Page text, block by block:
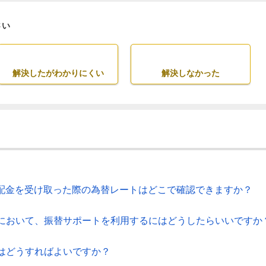
い
解決したがわかりにくい 解決しなかった
を受け取った際の為替レートはどこで確認できますか？
おいて、振替サポートを利用するにはどうしたらいいですか
どうすればよいですか？